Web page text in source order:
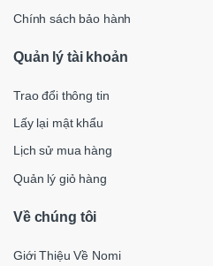
Chính sách bảo hành
Quản lý tài khoản
Trao đổi thông tin
Lấy lại mật khẩu
Lịch sử mua hàng
Quản lý giỏ hàng
Về chúng tôi
Giới Thiệu Về Nomi